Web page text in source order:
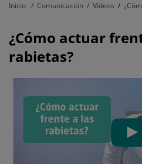
Inicio Comunicación Vídeos
¿Cómo actuar
rabietas?